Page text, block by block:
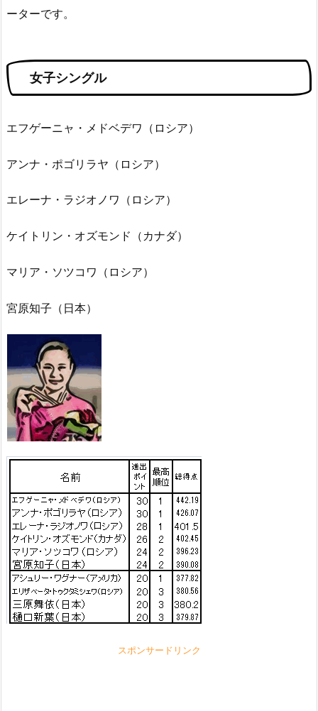
ーターです。
女子シングル
エフゲーニャ・メドベデワ（ロシア）
アンナ・ポゴリラヤ（ロシア）
エレーナ・ラジオノワ（ロシア）
ケイトリン・オズモンド（カナダ）
マリア・ソツコワ（ロシア）
宮原知子（日本）
スポンサードリンク